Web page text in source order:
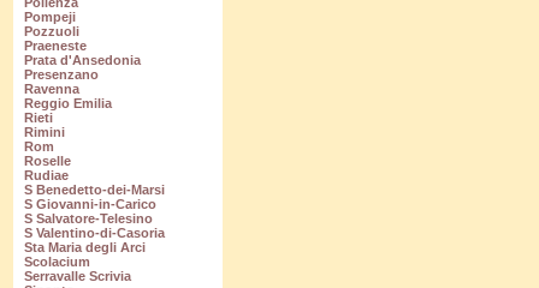
Pompeji
Pozzuoli
Praeneste
Prata d'Ansedonia
Presenzano
Ravenna
Reggio Emilia
Rieti
Rimini
Rom
Roselle
Rudiae
S Benedetto-dei-Marsi
S Giovanni-in-Carico
S Salvatore-Telesino
S Valentino-di-Casoria
Sta Maria degli Arci
Scolacium
Serravalle Scrivia